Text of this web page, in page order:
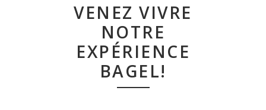
VENEZ VIVRE
NOTRE
EXPÉRIENCE
BAGEL!